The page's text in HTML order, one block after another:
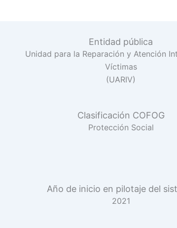
Entidad pública
Unidad para la Reparación y Atención
Víctimas
(UARIV)
Clasificación COFOG
Protección Social
Año de inicio en pilotaje del
2021